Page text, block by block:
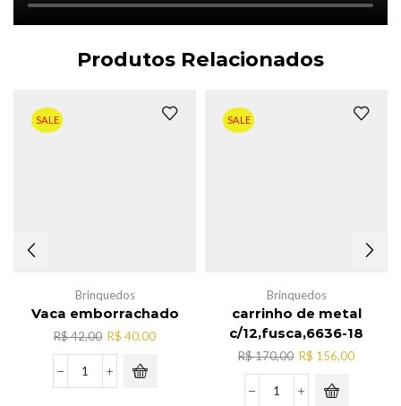
Produtos Relacionados
SALE
Brinquedos
Vaca emborrachado
R$42,00 O
preço
original
era:
R$ 40,00O
Vaca
SALE
Brinquedos
carrinho de metal
c/12,fusca,6636-18
R$170,00 O
preço
original
R$ 156,00O
carrinho